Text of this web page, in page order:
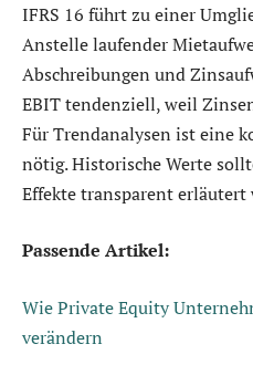
IFRS 16 führt zu einer
Anstelle laufender
Abschreibungen und
EBIT tendenziell, weil
Für Trendanalysen ist eine
nötig. Historische Werte
Effekte transparent erläutert
Passende Artikel:
Wie Private Equity
verändern